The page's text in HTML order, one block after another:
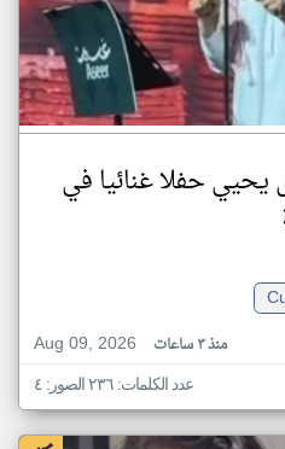
حفلا غنائيا في
Aug 09, 2026
منذ ٣ ساعات
عدد الكلمات: ٢٣٦ الصور: ٤